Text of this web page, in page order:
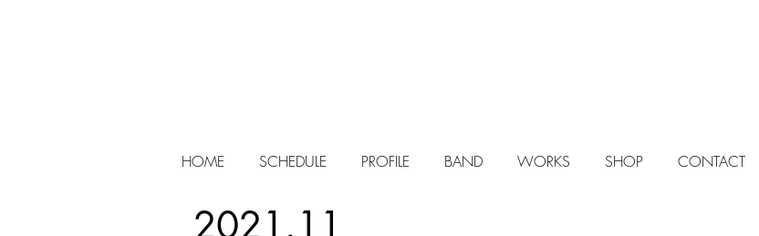
HOME SCHEDULE PROFILE BAND WORKS SHOP CONTACT
2021.11